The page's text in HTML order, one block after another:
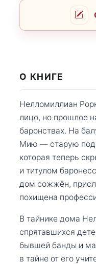
О КНИГЕ
Нелломиллиан
лицо, но прошлое
баронствах. На
Мию — старую
которая теперь
и титулом
дом сожжён,
похищена
В тайнике дома
спрятавшихся
бывшей банды и
в тайне от его